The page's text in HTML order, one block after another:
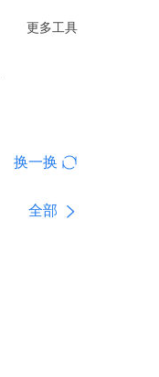
更多工具
换一换
全部